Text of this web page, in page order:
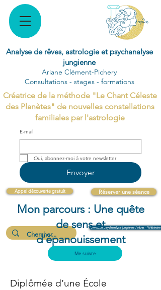
Analyse de rêves, astrologie et psychanalyse
jungienne
Ariane Clément-Pichery
Consultations - stages - formations
Créatrice de la méthode "Le Chant Céleste
des Planètes" de nouvelles constellations
familiales par l'astrologie
E‑mail
Envoyer
Appel découverte gratuit Réserver une séance
Formation psychanalyse jungienne / rêves - Wébinaire
Me suivre
Mon parcours : Une quête
de sens et
d’épanouissement
Diplômée d’une École